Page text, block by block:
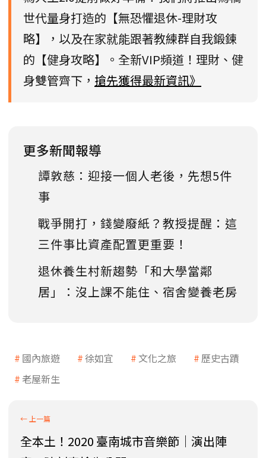
世代量身打造的【無恐懼退休-理財攻
略】，以及在家就能跟著教練群自我鍛鍊
的【健身攻略】。全新VIP頻道！理財、健
身雙管齊下， 搶先獲得最新資訊》
更多新聞報導
譚敦慈：迎接一個人老後，先想5件
事
戰爭開打，錢變廢紙？教授提醒：這
三件事比資產配置更重要！
退休養生村新趨勢「和大學當鄰
居」：沒上課不能住、宿舍變養老房
國內旅遊 徐如宜 文化之旅
歷史古蹟
老屋新生
全本土！2020 臺南城市音樂節｜演出陣